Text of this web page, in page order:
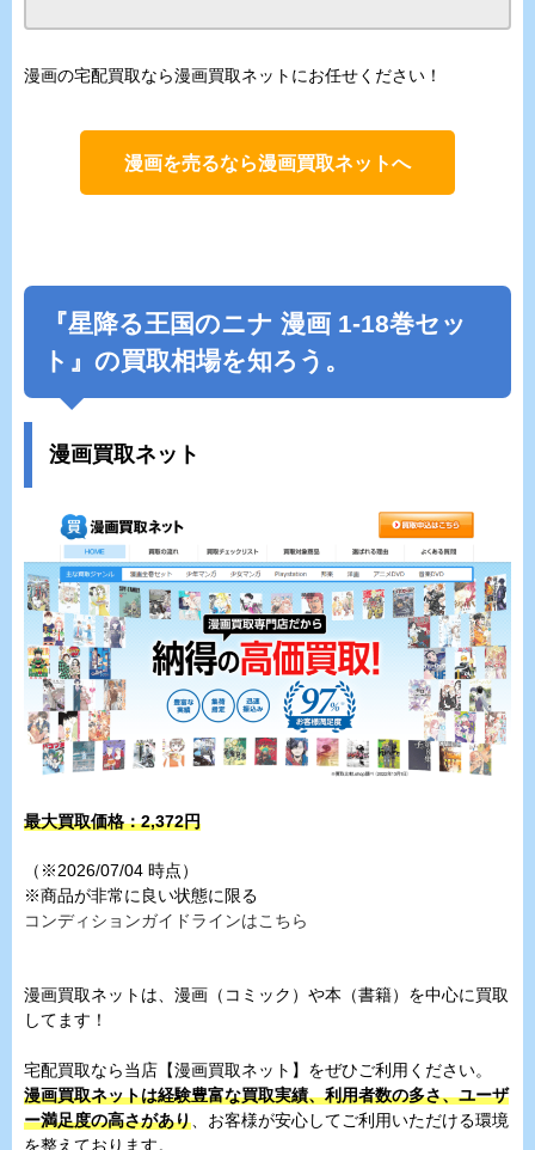
漫画の宅配買取なら漫画買取ネットにお任せください！
漫画を売るなら漫画買取ネットへ
『星降る王国のニナ 漫画 1-18巻セッ
ト』の買取相場を知ろう。
漫画買取ネット
最大買取価格：2,372円
（※2026/07/04 時点）
※商品が非常に良い状態に限る
コンディションガイドラインはこちら
漫画買取ネットは、漫画（コミック）や本（書籍）を中心に買取
してます！
宅配買取なら当店【漫画買取ネット】をぜひご利用ください。
漫画買取ネットは経験豊富な買取実績、利用者数の多さ、ユーザ
ー満足度の高さがあり、お客様が安心してご利用いただける環境
を整えております。